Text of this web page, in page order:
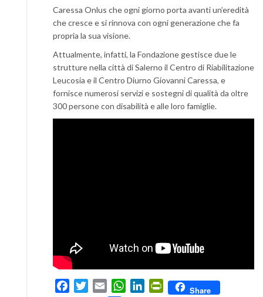
Caressa Onlus che ogni giorno porta avanti un’eredità
che cresce e si rinnova con ogni generazione che fa
propria la sua visione.
Attualmente, infatti, la Fondazione gestisce due le
strutture nella città di Salerno il Centro di Riabilitazione
Leucosia e il Centro Diurno Giovanni Caressa, e
fornisce numerosi servizi e sostegni di qualità da oltre
300 persone con disabilità e alle loro famiglie.
FacebookTwitterEmail WhatsApp
LinkedInPrintFriendly
Share